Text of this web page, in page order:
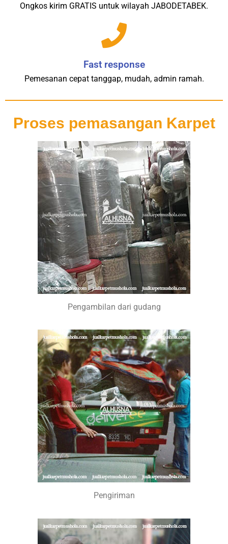
Ongkos kirim GRATIS untuk wilayah JABODETABEK.
Fast response
Pemesanan cepat tanggap, mudah, admin ramah.
Proses pemasangan Karpet
Pengambilan dari gudang
Pengiriman